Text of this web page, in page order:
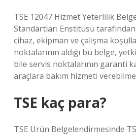
TSE 12047 Hizmet Yeterlilik
Standartları Enstitüsü
cihaz, ekipman ve çalışma
noktalarının aldığı bu belge,
bile servis noktalarının garanti
araçlara bakım hizmeti
TSE kaç para?
TSE Ürün Belgelendirmesinde